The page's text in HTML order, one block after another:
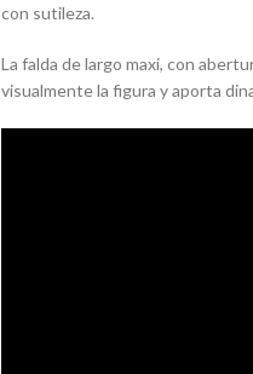
con sutileza.
La falda de largo maxi, con
visualmente la figura y aporta